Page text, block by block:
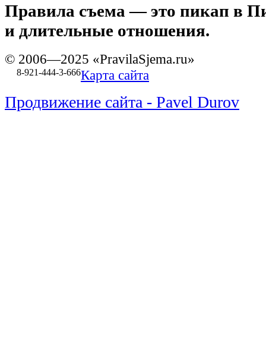
Правила съема — это пикап в
и длительные отношения.
© 2006—2025 «PravilaSjema.ru»
8-921-444-3-666Карта сайта
Продвижение сайта - Pavel Durov